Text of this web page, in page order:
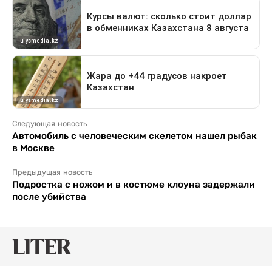
Следующая новость
Автомобиль с человеческим скелетом нашел рыбак
в Москве
Предыдущая новость
Подростка с ножом и в костюме клоуна задержали
после убийства